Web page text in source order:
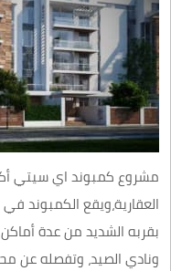
مشروع كمبوند اي سيتي
بقربه الشديد من عدة